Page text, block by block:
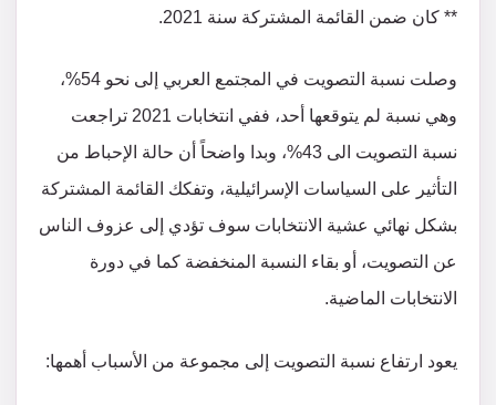
** كان ضمن القائمة المشتركة سنة 2021.
وصلت نسبة التصويت في المجتمع العربي إلى نحو 54%،
وهي نسبة لم يتوقعها أحد، ففي انتخابات 2021 تراجعت
نسبة التصويت الى 43%، وبدا واضحاً أن حالة الإحباط من
التأثير على السياسات الإسرائيلية، وتفكك القائمة المشتركة
بشكل نهائي عشية الانتخابات سوف تؤدي إلى عزوف الناس
عن التصويت، أو بقاء النسبة المنخفضة كما في دورة
الانتخابات الماضية.
يعود ارتفاع نسبة التصويت إلى مجموعة من الأسباب أهمها: